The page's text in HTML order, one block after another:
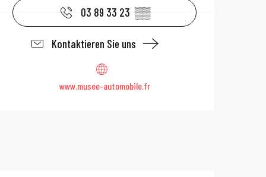
03 89 33 23 ▒▒
Kontaktieren Sie uns
www.musee-automobile.fr